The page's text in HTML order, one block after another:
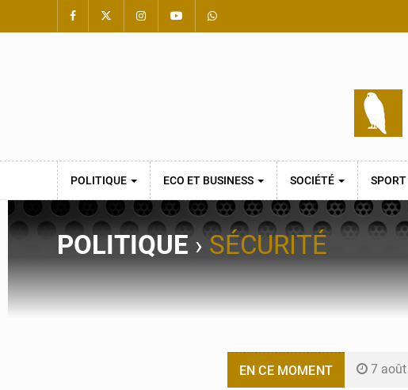
POLITIQUE ECO ET BUSINESS SOCIÉTÉ SPORT
POLITIQUE › SÉCURITÉ
EN CE MOMENT 7 août